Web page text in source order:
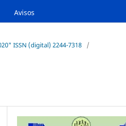
Avisos
ISSN (digital) 2244-7318
/